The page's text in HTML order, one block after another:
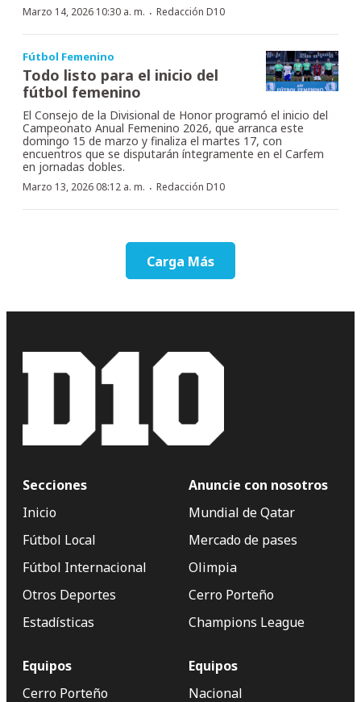
Marzo 14, 2026 10:30 a. m. · Redacción D10
Fútbol Femenino
Todo listo para el inicio del
fútbol femenino
El Consejo de la Divisional de Honor programó el inicio del
Campeonato Anual Femenino 2026, que arranca este
domingo 15 de marzo y finaliza el martes 17, con
encuentros que se disputarán íntegramente en el Carfem
en jornadas dobles.
Marzo 13, 2026 08:12 a. m. · Redacción D10
Carga Más
Secciones
Inicio
Fútbol Local
Fútbol Internacional
Otros Deportes
Estadísticas
Anuncie con nosotros
Mundial de Qatar
Mercado de pases
Olimpia
Cerro Porteño
Champions League
Equipos
Cerro Porteño
Equipos
Nacional